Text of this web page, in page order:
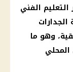
الفني
وهو ما